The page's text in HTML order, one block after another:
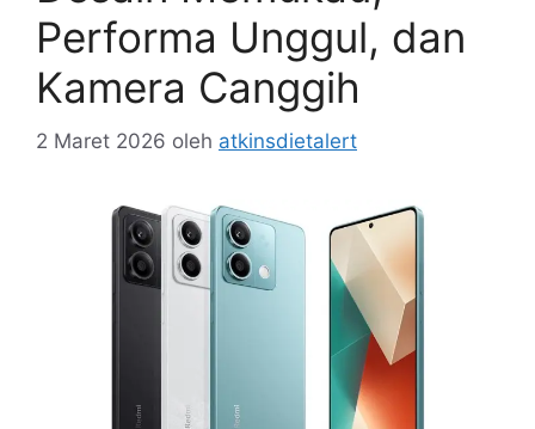
Performa Unggul, dan
Kamera Canggih
2 Maret 2026 oleh atkinsdietalert